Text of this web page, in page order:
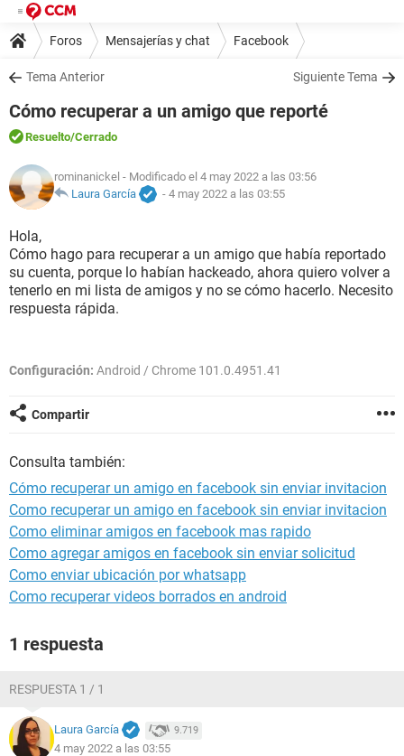
Foros Mensajerías y chat Facebook
Tema Anterior Siguiente Tema
Cómo recuperar a un amigo que reporté
Resuelto/Cerrado
rominanickel - Modificado el 4 may 2022 a las 03:56
Laura García
- 4 may 2022 a las 03:55
Hola,
Cómo hago para recuperar a un amigo que había reportado
su cuenta, porque lo habían hackeado, ahora quiero volver a
tenerlo en mi lista de amigos y no se cómo hacerlo. Necesito
respuesta rápida.
Configuración: Android / Chrome 101.0.4951.41
Compartir
Consulta también:
Cómo recuperar un amigo en facebook sin enviar invitacion
Como recuperar un amigo en facebook sin enviar invitacion
Como eliminar amigos en facebook mas rapido
Como agregar amigos en facebook sin enviar solicitud
Como enviar ubicación por whatsapp
Como recuperar videos borrados en android
1 respuesta
RESPUESTA 1 / 1
Laura García 9.719
4 may 2022 a las 03:55